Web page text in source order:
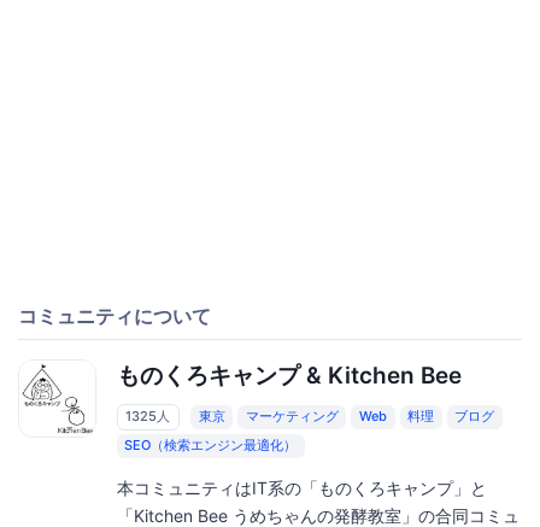
コミュニティについて
ものくろキャンプ & Kitchen Bee
1325人 東京 マーケティング Web 料理
ブログ
SEO（検索エンジン最適化）
本コミュニティはIT系の「ものくろキャンプ」と
「Kitchen Bee うめちゃんの発酵教室」の合同コミュ